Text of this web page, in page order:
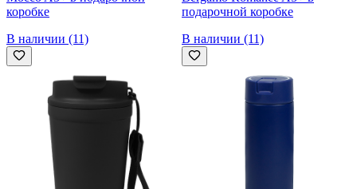
коробке
В наличии (11)
подарочной коробке
В наличии (11)